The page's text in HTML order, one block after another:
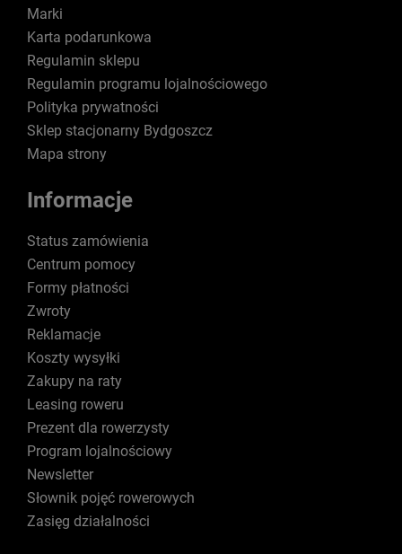
Marki
Karta podarunkowa
Regulamin sklepu
Regulamin programu lojalnościowego
Polityka prywatności
Sklep stacjonarny Bydgoszcz
Mapa strony
Informacje
Status zamówienia
Centrum pomocy
Formy płatności
Zwroty
Reklamacje
Koszty wysyłki
Zakupy na raty
Leasing roweru
Prezent dla rowerzysty
Program lojalnościowy
Newsletter
Słownik pojęć rowerowych
Zasięg działalności